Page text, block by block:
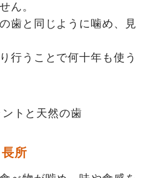
ん。
歯と同じように噛め、見
行うことで何十年も使う
長所